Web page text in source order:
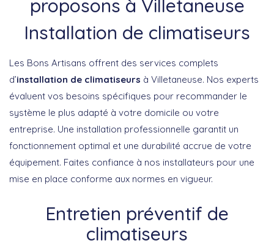
proposons à Villetaneuse
Installation de climatiseurs
Les Bons Artisans offrent des services complets
d’installation de climatiseurs à Villetaneuse. Nos experts
évaluent vos besoins spécifiques pour recommander le
système le plus adapté à votre domicile ou votre
entreprise. Une installation professionnelle garantit un
fonctionnement optimal et une durabilité accrue de votre
équipement. Faites confiance à nos installateurs pour une
mise en place conforme aux normes en vigueur.
Entretien préventif de
climatiseurs